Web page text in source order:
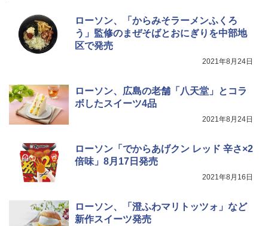
ローソン、「からみそラーメンふくろ
う」監修のまぜそばとおにぎりを中部地
区で発売
2021年8月24日
ローソン、広島の老舗「八天堂」とコラ
ボしたスイーツ4品
2021年8月24日
ローソン「でからあげクン レッド 辛さ×2
倍味」8月17日発売
2021年8月16日
ローソン、「澄ふわマリトッツォ」など
新作スイーツ発売